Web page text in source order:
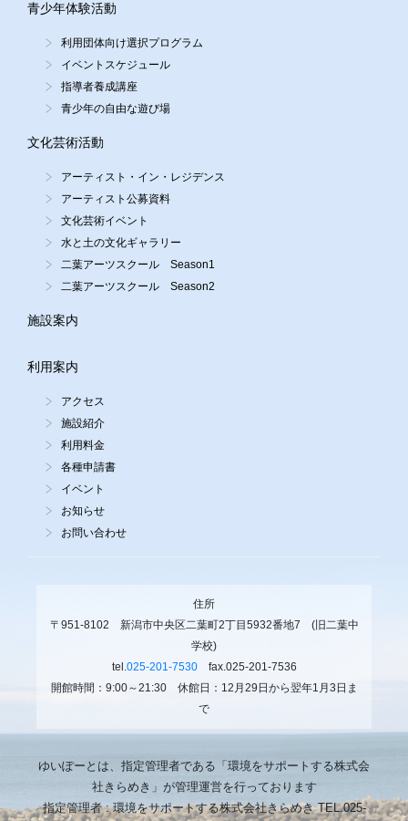
青少年体験活動
利用団体向け選択プログラム
イベントスケジュール
指導者養成講座
青少年の自由な遊び場
文化芸術活動
アーティスト・イン・レジデンス
アーティスト公募資料
文化芸術イベント
水と土の文化ギャラリー
二葉アーツスクール Season1
二葉アーツスクール Season2
施設案内
利用案内
アクセス
施設紹介
利用料金
各種申請書
イベント
お知らせ
お問い合わせ
住所
〒951-8102 新潟市中央区二葉町2丁目5932番地7 (旧二葉中
学校)
tel.025-201-7530fax.025-201-7536
開館時間：9:00～21:30 休館日：12月29日から翌年1月3日ま
で
ゆいぽーとは、指定管理者である「環境をサポートする株式会
社きらめき」が管理運営を行っております
指定管理者 : 環境をサポートする株式会社きらめき TEL.025-